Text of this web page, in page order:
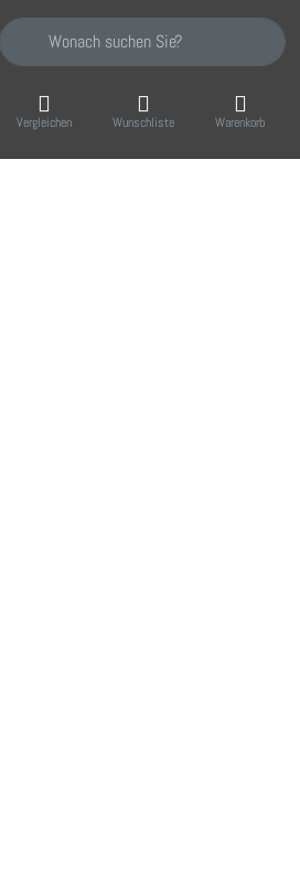
Geben Sie einen Suchbegriff ein. Während
Vergleichen Wunschliste Warenkorb